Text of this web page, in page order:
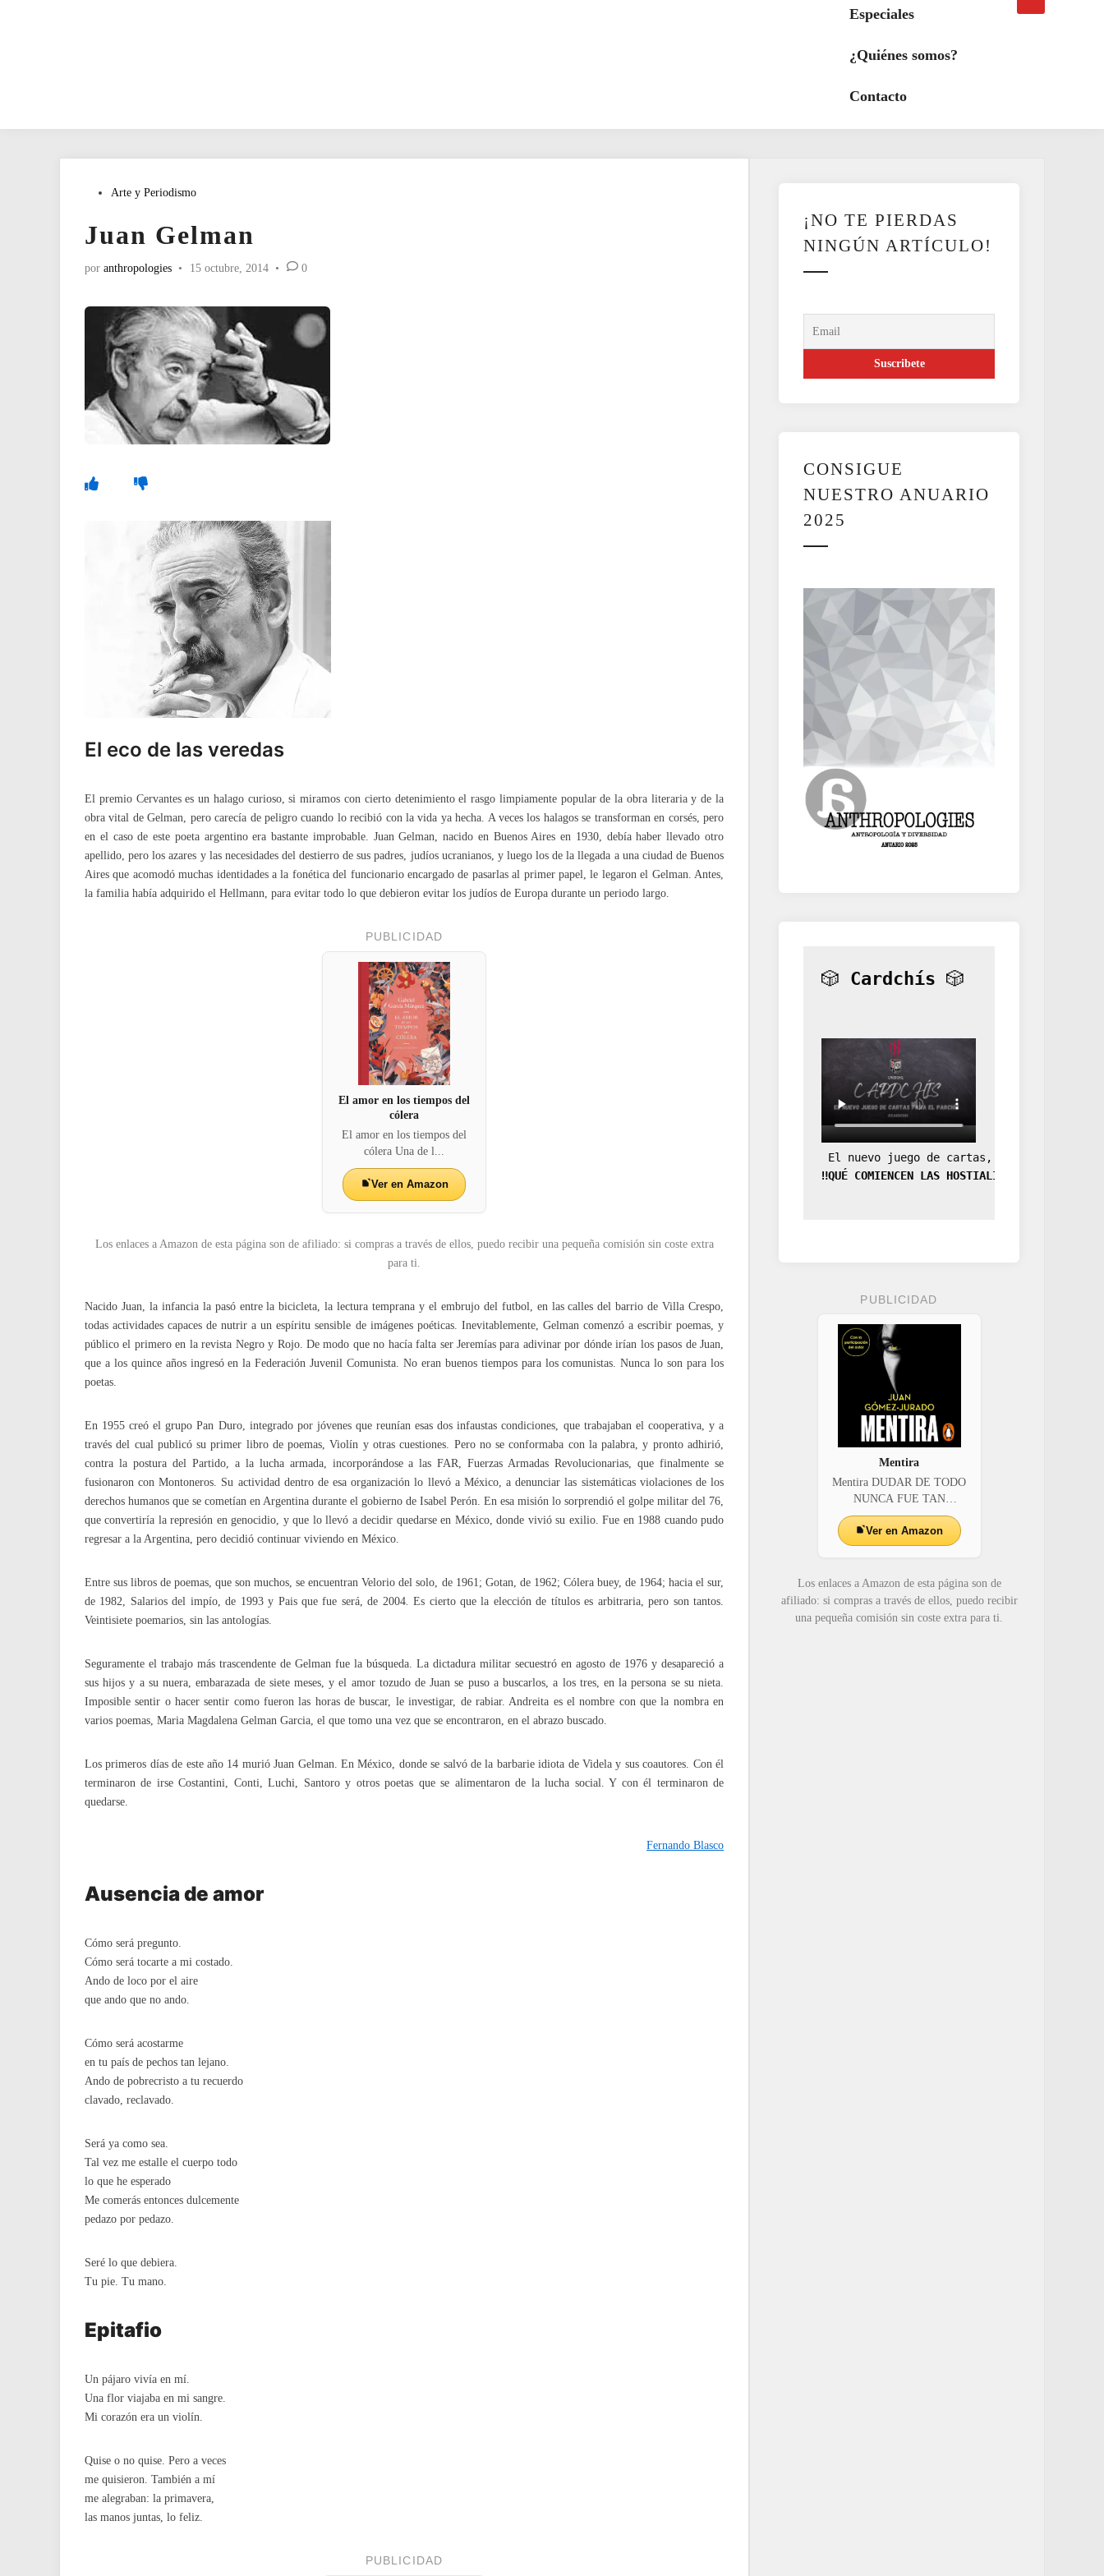
Especiales
¿Quiénes somos?
Contacto
búsqueda
PublicadoArte y Periodismo
Juan Gelman
por anthropologies • 15 octubre, 2014 • 0
El eco de las veredas
El premio Cervantes es un halago curioso, si miramos con cierto detenimiento el rasgo limpiamente popular de la obra literaria y de la
obra vital de Gelman, pero carecía de peligro cuando lo recibió con la vida ya hecha. A veces los halagos se transforman en corsés, pero
en el caso de este poeta argentino era bastante improbable. Juan Gelman, nacido en Buenos Aires en 1930, debía haber llevado otro
apellido, pero los azares y las necesidades del destierro de sus padres, judíos ucranianos, y luego los de la llegada a una ciudad de Buenos
Aires que acomodó muchas identidades a la fonética del funcionario encargado de pasarlas al primer papel, le legaron el Gelman. Antes,
la familia había adquirido el Hellmann, para evitar todo lo que debieron evitar los judíos de Europa durante un periodo largo.
PUBLICIDAD
El amor en los tiempos del
cólera
El amor en los tiempos del
cólera Una de l...
Ver en Amazon
Los enlaces a Amazon de esta página son de afiliado: si compras a través de ellos, puedo recibir una pequeña comisión sin coste extra
para ti.
Nacido Juan, la infancia la pasó entre la bicicleta, la lectura temprana y el embrujo del futbol, en las calles del barrio de Villa Crespo,
todas actividades capaces de nutrir a un espíritu sensible de imágenes poéticas. Inevitablemente, Gelman comenzó a escribir poemas, y
público el primero en la revista Negro y Rojo. De modo que no hacía falta ser Jeremías para adivinar por dónde irían los pasos de Juan,
que a los quince años ingresó en la Federación Juvenil Comunista. No eran buenos tiempos para los comunistas. Nunca lo son para los
poetas.
En 1955 creó el grupo Pan Duro, integrado por jóvenes que reunían esas dos infaustas condiciones, que trabajaban el cooperativa, y a
través del cual publicó su primer libro de poemas, Violín y otras cuestiones. Pero no se conformaba con la palabra, y pronto adhirió,
contra la postura del Partido, a la lucha armada, incorporándose a las FAR, Fuerzas Armadas Revolucionarias, que finalmente se
fusionaron con Montoneros. Su actividad dentro de esa organización lo llevó a México, a denunciar las sistemáticas violaciones de los
derechos humanos que se cometían en Argentina durante el gobierno de Isabel Perón. En esa misión lo sorprendió el golpe militar del 76,
que convertiría la represión en genocidio, y que lo llevó a decidir quedarse en México, donde vivió su exilio. Fue en 1988 cuando pudo
regresar a la Argentina, pero decidió continuar viviendo en México.
Entre sus libros de poemas, que son muchos, se encuentran Velorio del solo, de 1961; Gotan, de 1962; Cólera buey, de 1964; hacia el sur,
de 1982, Salarios del impío, de 1993 y Pais que fue será, de 2004. Es cierto que la elección de títulos es arbitraria, pero son tantos.
Veintisiete poemarios, sin las antologías.
Seguramente el trabajo más trascendente de Gelman fue la búsqueda. La dictadura militar secuestró en agosto de 1976 y desapareció a
sus hijos y a su nuera, embarazada de siete meses, y el amor tozudo de Juan se puso a buscarlos, a los tres, en la persona se su nieta.
Imposible sentir o hacer sentir como fueron las horas de buscar, le investigar, de rabiar. Andreita es el nombre con que la nombra en
varios poemas, Maria Magdalena Gelman Garcia, el que tomo una vez que se encontraron, en el abrazo buscado.
Los primeros días de este año 14 murió Juan Gelman. En México, donde se salvó de la barbarie idiota de Videla y sus coautores. Con él
terminaron de irse Costantini, Conti, Luchi, Santoro y otros poetas que se alimentaron de la lucha social. Y con él terminaron de
quedarse.
Fernando Blasco
Ausencia de amor
Cómo será pregunto.
Cómo será tocarte a mi costado.
Ando de loco por el aire
que ando que no ando.
Cómo será acostarme
en tu país de pechos tan lejano.
Ando de pobrecristo a tu recuerdo
clavado, reclavado.
Será ya como sea.
Tal vez me estalle el cuerpo todo
lo que he esperado
Me comerás entonces dulcemente
pedazo por pedazo.
Seré lo que debiera.
Tu pie. Tu mano.
Epitafio
Un pájaro vivía en mí.
Una flor viajaba en mi sangre.
Mi corazón era un violín.
Quise o no quise. Pero a veces
me quisieron. También a mí
me alegraban: la primavera,
las manos juntas, lo feliz.
PUBLICIDAD
¡NO TE PIERDAS
NINGÚN ARTÍCULO!
CONSIGUE
NUESTRO ANUARIO
2025
🎲 Cardchís 🎲
El nuevo juego de cartas, la expansión
‼️QUÉ COMIENCEN LAS HOSTIALIDADES‼️
PUBLICIDAD
Mentira
Mentira DUDAR DE TODO
NUNCA FUE TAN
ADICTI...
Ver en Amazon
Los enlaces a Amazon de esta página son de
afiliado: si compras a través de ellos, puedo recibir
una pequeña comisión sin coste extra para ti.